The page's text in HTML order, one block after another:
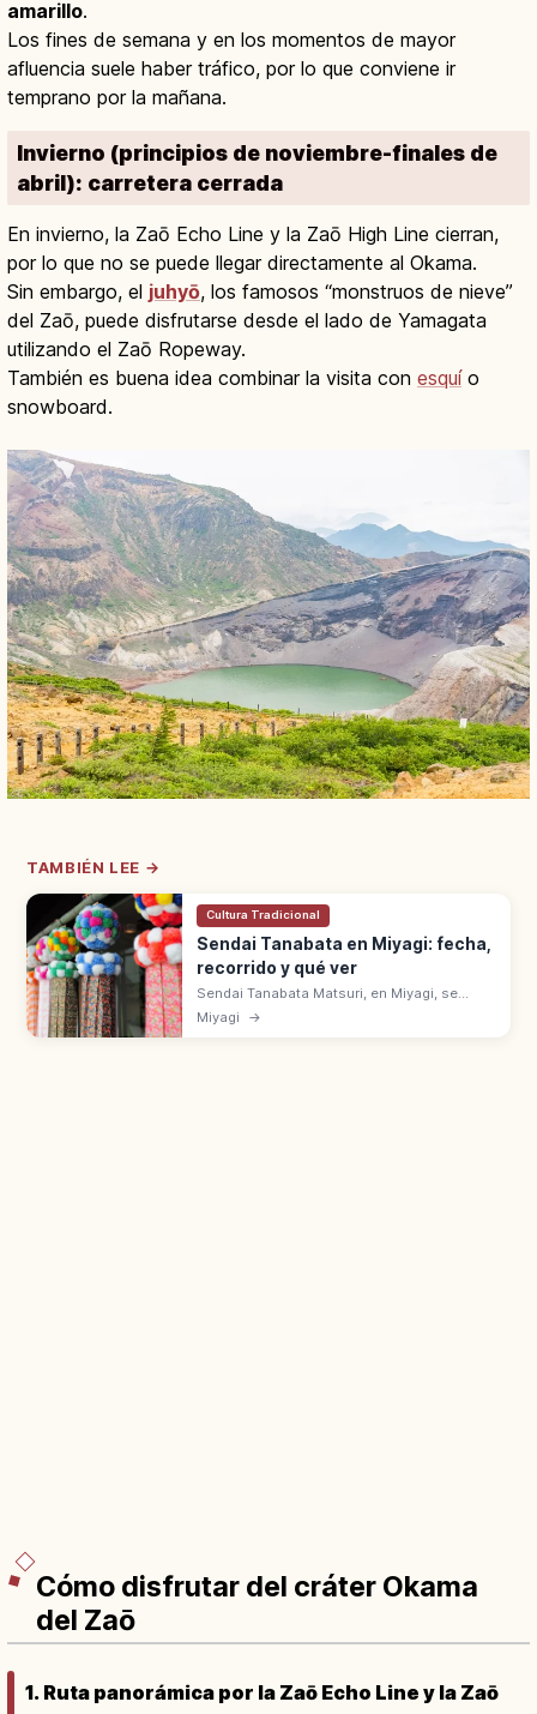
amarillo.
Los fines de semana y en los momentos de mayor
afluencia suele haber tráfico, por lo que conviene ir
temprano por la mañana.
Invierno (principios de noviembre-finales de
abril): carretera cerrada
En invierno, la Zaō Echo Line y la Zaō High Line cierran,
por lo que no se puede llegar directamente al Okama.
Sin embargo, el juhyō, los famosos “monstruos de nieve”
del Zaō, puede disfrutarse desde el lado de Yamagata
utilizando el Zaō Ropeway.
También es buena idea combinar la visita con esquío
snowboard.
TAMBIÉN LEE →
Cultura Tradicional
Sendai Tanabata en Miyagi: fecha,
recorrido y qué ver
Sendai Tanabata Matsuri, en Miyagi, se
celebra del 6 al 8 de agosto. Decoraciones
de bambú en las galerías comerciales.
Miyagi →
Cómo disfrutar del cráter Okama
del Zaō
1. Ruta panorámica por la Zaō Echo Line y la Zaō